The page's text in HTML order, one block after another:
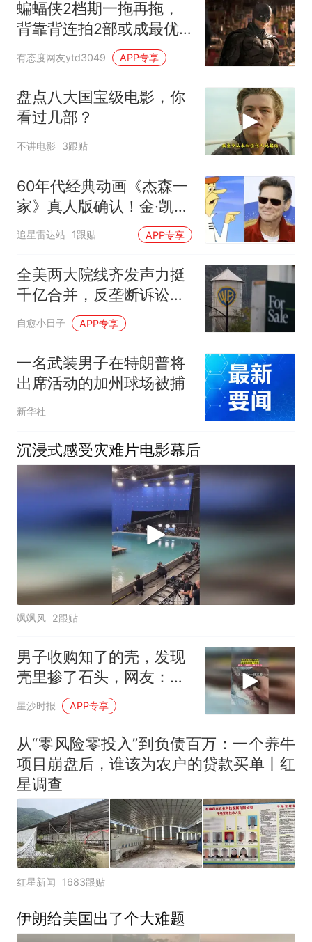
蝙蝠侠2档期一拖再拖，
背靠背连拍2部或成最优
解
有态度网友ytd3049 APP专享
盘点八大国宝级电影，你
看过几部？
不讲电影 3跟贴
60年代经典动画《杰森一
家》真人版确认！金·凯瑞
主演却排到2027年后
追星雷达站 1跟贴 APP专享
全美两大院线齐发声力挺
千亿合并，反垄断诉讼遭
重创：拖到明年只会更糟
自愈小日子 APP专享
一名武装男子在特朗普将
出席活动的加州球场被捕
新华社
沉浸式感受灾难片电影幕后
飒飒风 2跟贴
男子收购知了的壳，发现
壳里掺了石头，网友：这
是怎么塞进去的
星沙时报 APP专享
从“零风险零投入”到负债百万：一个养牛
项目崩盘后，谁该为农户的贷款买单丨红
星调查
红星新闻 1683跟贴
伊朗给美国出了个大难题